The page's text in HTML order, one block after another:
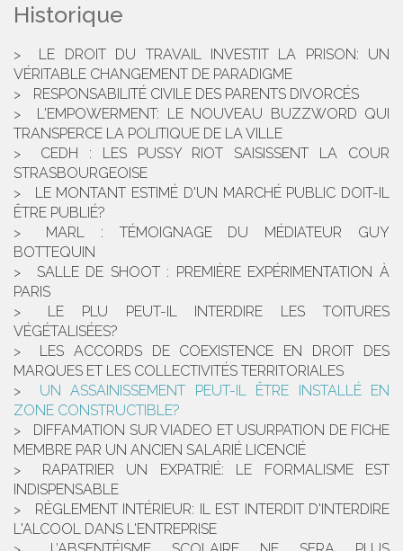
Historique
LE DROIT DU TRAVAIL INVESTIT LA PRISON: UN
VÉRITABLE CHANGEMENT DE PARADIGME
RESPONSABILITÉ CIVILE DES PARENTS DIVORCÉS
L'EMPOWERMENT: LE NOUVEAU BUZZWORD QUI
TRANSPERCE LA POLITIQUE DE LA VILLE
CEDH : LES PUSSY RIOT SAISISSENT LA COUR
STRASBOURGEOISE
LE MONTANT ESTIMÉ D'UN MARCHÉ PUBLIC DOIT-IL
ÊTRE PUBLIÉ?
MARL : TÉMOIGNAGE DU MÉDIATEUR GUY
BOTTEQUIN
SALLE DE SHOOT : PREMIÈRE EXPÉRIMENTATION À
PARIS
LE PLU PEUT-IL INTERDIRE LES TOITURES
VÉGÉTALISÉES?
LES ACCORDS DE COEXISTENCE EN DROIT DES
MARQUES ET LES COLLECTIVITÉS TERRITORIALES
UN ASSAINISSEMENT PEUT-IL ÊTRE INSTALLÉ EN
ZONE CONSTRUCTIBLE?
DIFFAMATION SUR VIADEO ET USURPATION DE FICHE
MEMBRE PAR UN ANCIEN SALARIÉ LICENCIÉ
RAPATRIER UN EXPATRIÉ: LE FORMALISME EST
INDISPENSABLE
RÈGLEMENT INTÉRIEUR: IL EST INTERDIT D'INTERDIRE
L'ALCOOL DANS L'ENTREPRISE